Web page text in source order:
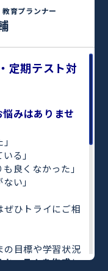
教育プランナー
定期テスト対
みはありませ
る」
良くなかった」
い」
ひトライにご相
の目標や学習状況
キュラムを作成し